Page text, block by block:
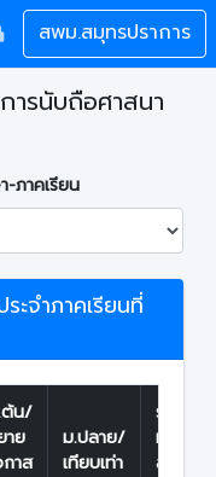
สพม.สมุทรปราการ
ารนับถือศาสนา
-ภาคเรียน
ะจำภาคเรียนที่
น/
าย
กาส
ม.ปลาย/
เทียบเท่า
รวม
ทั้ง
สิ้น